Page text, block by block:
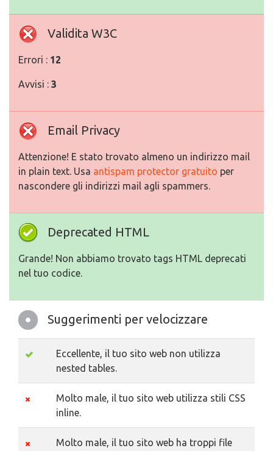
Validita W3C
Errori : 12
Avvisi : 3
Email Privacy
Attenzione! E stato trovato almeno un indirizzo mail
in plain text. Usa antispam protector gratuito per
nascondere gli indirizzi mail agli spammers.
Deprecated HTML
Grande! Non abbiamo trovato tags HTML deprecati
nel tuo codice.
Suggerimenti per velocizzare
Eccellente, il tuo sito web non utilizza
nested tables.
Molto male, il tuo sito web utilizza stili CSS
inline.
Molto male, il tuo sito web ha troppi file